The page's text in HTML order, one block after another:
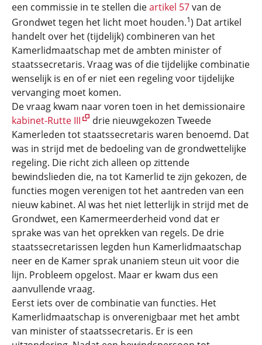
een commissie in te stellen dieartikel 57van de
Grondwet tegen het licht moet houden.1) Dat artikel
handelt over het (tijdelijk) combineren van het
Kamerlidmaatschap met de ambten minister of
staatssecretaris. Vraag was of die tijdelijke combinatie
wenselijk is en of er niet een regeling voor tijdelijke
vervanging moet komen.
De vraag kwam naar voren toen in het demissionaire
kabinet-Rutte III
drie nieuwgekozen Tweede
Kamerleden tot staatssecretaris waren benoemd. Dat
was in strijd met de bedoeling van de grondwettelijke
regeling. Die richt zich alleen op zittende
bewindslieden die, na tot Kamerlid te zijn gekozen, de
functies mogen verenigen tot het aantreden van een
nieuw kabinet. Al was het niet letterlijk in strijd met de
Grondwet, een Kamermeerderheid vond dat er
sprake was van het oprekken van regels. De drie
staatssecretarissen legden hun Kamerlidmaatschap
neer en de Kamer sprak unaniem steun uit voor die
lijn. Probleem opgelost. Maar er kwam dus een
aanvullende vraag.
Eerst iets over de combinatie van functies. Het
Kamerlidmaatschap is onverenigbaar met het ambt
van minister of staatssecretaris. Er is een